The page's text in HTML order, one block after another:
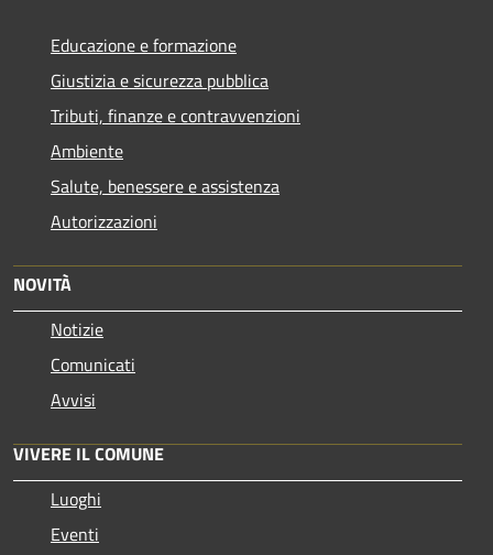
Educazione e formazione
Giustizia e sicurezza pubblica
Tributi, finanze e contravvenzioni
Ambiente
Salute, benessere e assistenza
Autorizzazioni
NOVITÀ
Notizie
Comunicati
Avvisi
VIVERE IL COMUNE
Luoghi
Eventi